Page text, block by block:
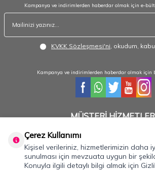
Kampanya ve indirimlerden haberdar olmak için e-
KVKK Sözleşmesi'ni , okudum,
Kampanya ve indirimlerden haberdar olmak için
MÜŞTERİ
siparişleriniz için ulaşabilirsiniz.
0232 484 3844- 0533 330
Çerez Kullanımı
Kişisel verileriniz, hizmetlerimizin daha
sunulması için mevzuata uygun bir
Konuyla ilgili detaylı bilgi almak için